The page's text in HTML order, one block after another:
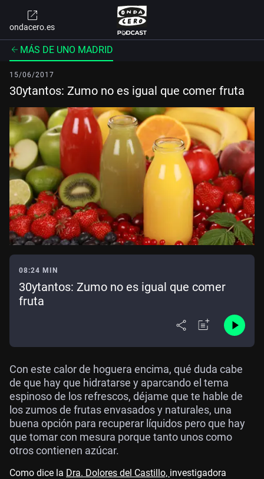
ondacero.es
MÁS DE UNO MADRID
15/06/2017
30ytantos: Zumo no es igual que comer fruta
08:24 MIN
30ytantos: Zumo no es igual que comer
fruta
Con este calor de hoguera encima, qué duda cabe
de que hay que hidratarse y aparcando el tema
espinoso de los refrescos, déjame que te hable de
los zumos de frutas envasados y naturales, una
buena opción para recuperar líquidos pero que hay
que tomar con mesura porque tanto unos como
otros contienen azúcar.
Como dice la Dra. Dolores del Castillo, investigadora